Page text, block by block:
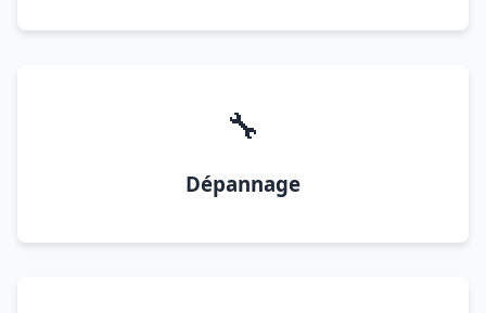
🔧
Dépannage